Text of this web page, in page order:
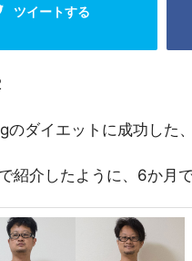
ツイートする
のダイエットに成功した
紹介したように、6か月